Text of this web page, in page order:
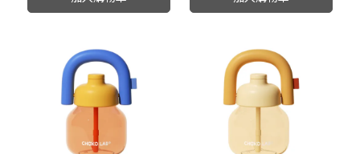
輕盈便攜，無論是戶外活動
或日常出行，都是你的最佳
夥伴。
攜，無論是戶外活動或日常
出行，都是你的最佳夥伴。